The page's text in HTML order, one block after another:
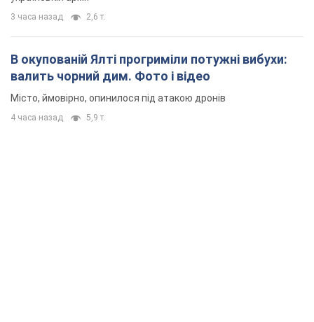
3 часа назад 2,6 т.
В окупованій Ялті прогриміли потужні вибухи:
валить чорний дим. Фото і відео
Місто, ймовірно, опинилося під атакою дронів
4 часа назад 5,9 т.